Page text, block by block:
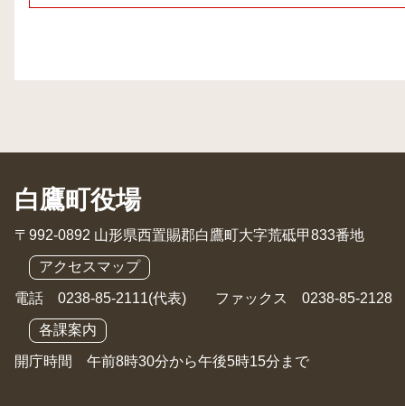
白鷹町役場
〒992-0892 山形県西置賜郡白鷹町大字荒砥甲833番地
アクセスマップ
電話 0238-85-2111(代表) ファックス 0238-85-2128
各課案内
開庁時間 午前8時30分から午後5時15分まで